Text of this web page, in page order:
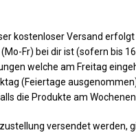
kostenloser Versand
Fr) bei dir ist (sofern bis
welche am Freitag
(Feiertage
die Produkte am
versendet werden,